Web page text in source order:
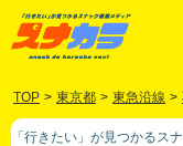
TOP > 東京都 > 東急沿線 >
「行きたい」が見つかるス